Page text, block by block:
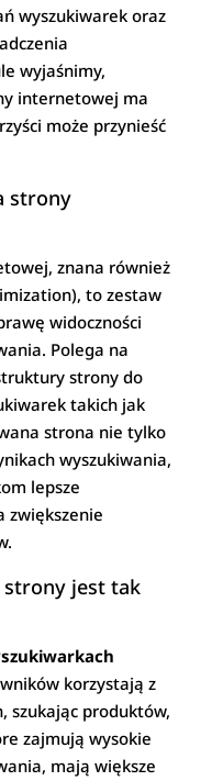
wyszukiwarek oraz
wyjaśnimy,
internetowej ma
może przynieść
strony
znana również
to zestaw
widoczności
Polega na
strony do
takich jak
strona nie tylko
wyszukiwania,
lepsze
zwiększenie
strony jest tak
korzystają z
szukając produktów,
zajmują wysokie
mają większe